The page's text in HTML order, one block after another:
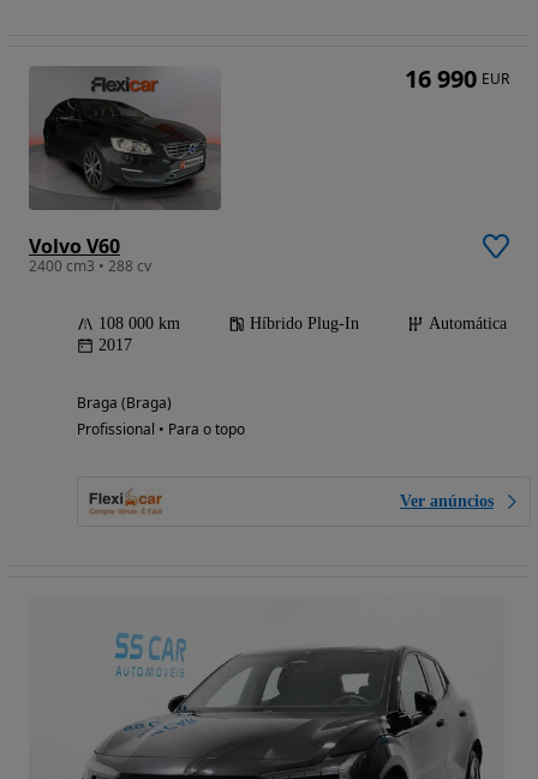
Volvo V60
2400 cm3 • 288 cv
108 000 km Híbrido Plug-In
Automática
2017
Braga (Braga)
Profissional • Para o topo
Ver anúncios
16 990 EUR